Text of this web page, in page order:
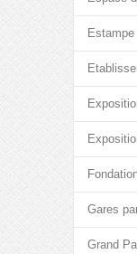
Estampe
Gares
Grand